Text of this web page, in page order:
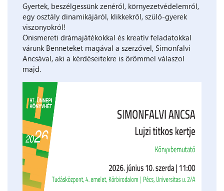
Gyertek, beszélgessünk zenéről, környezetvédelemről,
egy osztály dinamikájáról, klikkekről, szülő-gyerek
viszonyokról!
Önismereti drámajátékokkal és kreatív feladatokkal
várunk Benneteket magával a szerzővel, Simonfalvi
Ancsával, aki a kérdéseitekre is örömmel válaszol
majd.